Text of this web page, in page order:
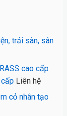
trải sàn, sân
₫.
Liên hệ
cỏ nhân tạo